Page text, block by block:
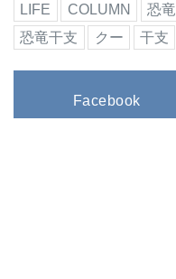
LIFE COLUMN 恐竜
恐竜干支
クー 干支
Facebook